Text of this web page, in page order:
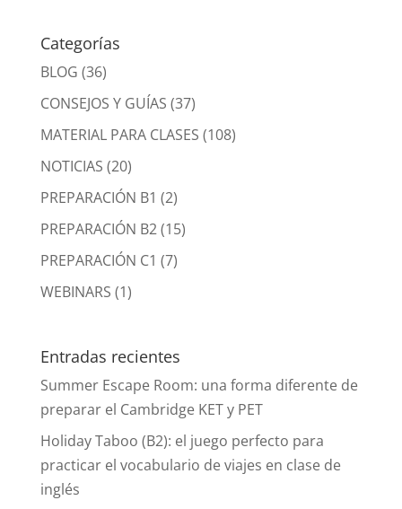
Categorías
BLOG (36)
CONSEJOS Y GUÍAS (37)
MATERIAL PARA CLASES (108)
NOTICIAS (20)
PREPARACIÓN B1 (2)
PREPARACIÓN B2(15)
PREPARACIÓN C1 (7)
WEBINARS (1)
Entradas recientes
Summer Escape Room: una forma diferente de
preparar el Cambridge KET y PET
Holiday Taboo (B2): el juego perfecto para
practicar el vocabulario de viajes en clase de
inglés